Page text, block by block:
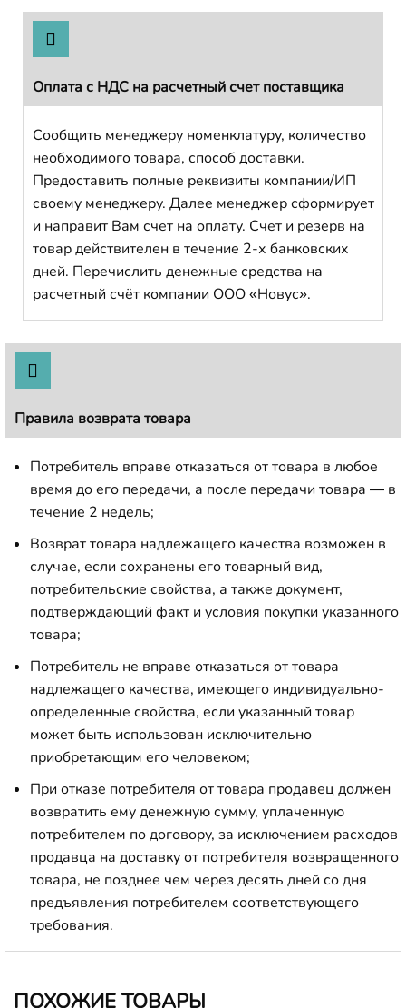
Оплата с НДС на расчетный счет поставщика
Сообщить менеджеру номенклатуру, количество
необходимого товара, способ доставки.
Предоставить полные реквизиты компании/ИП
своему менеджеру. Далее менеджер сформирует
и направит Вам счет на оплату. Счет и резерв на
товар действителен в течение 2-х банковских
дней. Перечислить денежные средства на
расчетный счёт компании ООО «Новус».
Правила возврата товара
Потребитель вправе отказаться от товара в любое
время до его передачи, а после передачи товара — в
течение 2 недель;
Возврат товара надлежащего качества возможен в
случае, если сохранены его товарный вид,
потребительские свойства, а также документ,
подтверждающий факт и условия покупки указанного
товара;
Потребитель не вправе отказаться от товара
надлежащего качества, имеющего индивидуально-
определенные свойства, если указанный товар
может быть использован исключительно
приобретающим его человеком;
При отказе потребителя от товара продавец должен
возвратить ему денежную сумму, уплаченную
потребителем по договору, за исключением расходов
продавца на доставку от потребителя возвращенного
товара, не позднее чем через десять дней со дня
предъявления потребителем соответствующего
требования.
ПОХОЖИЕ ТОВАРЫ